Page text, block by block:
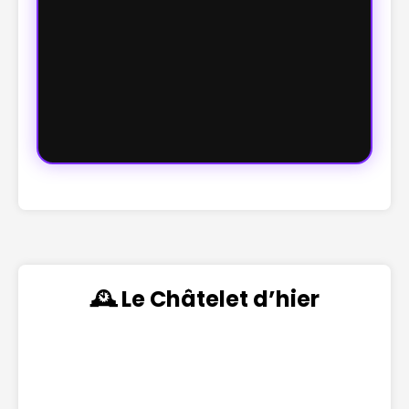
🕰️ Le Châtelet d’hier